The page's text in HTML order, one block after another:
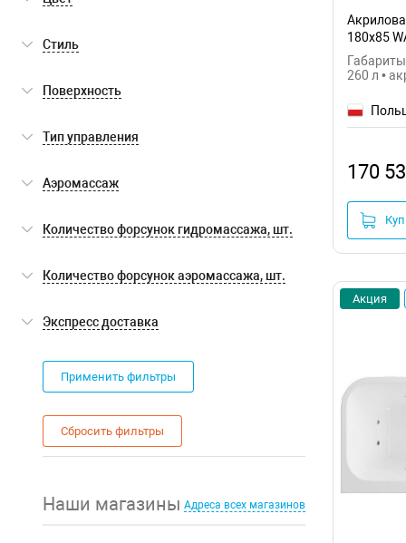
Стиль
Поверхность
Тип управления
Аэромассаж
(10)
Количество форсунок гидромассажа, шт.
Количество форсунок аэромассажа, шт.
Экспресс доставка
Экспресс доставка(0)
Применить фильтры
Сбросить фильтры
Наши магазины Адреса всех магазинов
180x85
260 л •
170
Акция